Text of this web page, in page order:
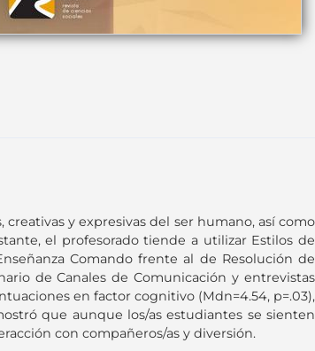
y expresivas del ser humano, así como
el profesorado tiende a utilizar Estilos de
Comando frente al de Resolución de
de Canales de Comunicación y entrevistas
en factor cognitivo (Mdn=4.54, p=.03),
que aunque los/as estudiantes se sienten
con compañeros/as y diversión.